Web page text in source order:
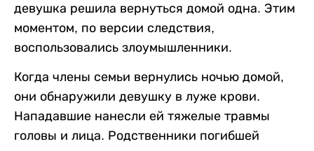
девушка решила вернуться домой одна. Этим
моментом, по версии следствия,
воспользовались злоумышленники.
Когда члены семьи вернулись ночью домой,
они обнаружили девушку в луже крови.
Нападавшие нанесли ей тяжелые травмы
головы и лица. Родственники погибшей